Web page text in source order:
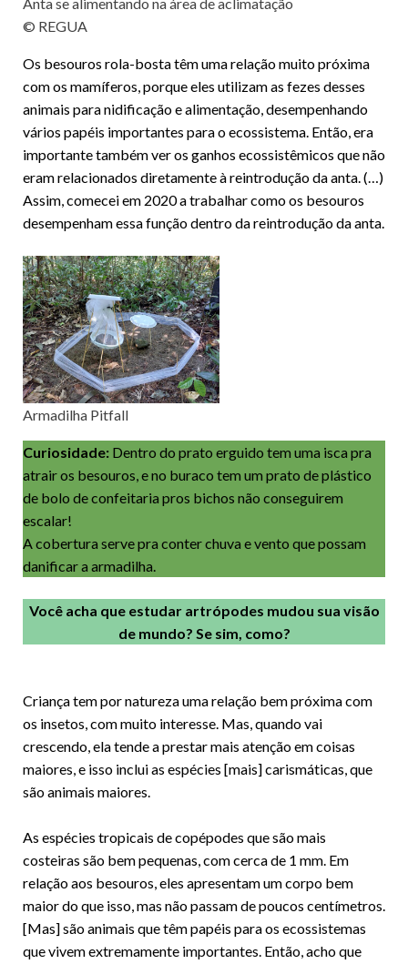
© REGUA
Os besouros rola-bosta têm uma relação muito próxima
com os mamíferos, porque eles utilizam as fezes desses
animais para nidificação e alimentação, desempenhando
vários papéis importantes para o ecossistema. Então, era
importante também ver os ganhos ecossistêmicos que não
eram relacionados diretamente à reintrodução da anta. (…)
Assim, comecei em 2020 a trabalhar como os besouros
desempenham essa função dentro da reintrodução da anta.
Armadilha Pitfall
Curiosidade: Dentro do prato erguido tem uma isca pra
atrair os besouros, e no buraco tem um prato de plástico
de bolo de confeitaria pros bichos não conseguirem
escalar!
A cobertura serve pra conter chuva e vento que possam
danificar a armadilha.
Você acha que estudar artrópodes mudou sua visão
de mundo? Se sim, como?
Criança tem por natureza uma relação bem próxima com
os insetos, com muito interesse. Mas, quando vai
crescendo, ela tende a prestar mais atenção em coisas
maiores, e isso inclui as espécies [mais] carismáticas, que
são animais maiores.
As espécies tropicais de copépodes que são mais
costeiras são bem pequenas, com cerca de 1 mm. Em
relação aos besouros, eles apresentam um corpo bem
maior do que isso, mas não passam de poucos centímetros.
[Mas] são animais que têm papéis para os ecossistemas
que vivem extremamente importantes. Então, acho que